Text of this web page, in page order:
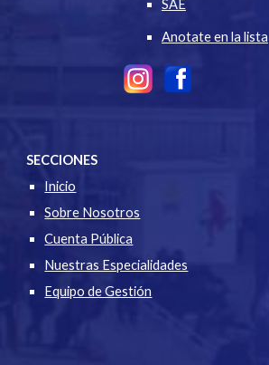
SAE
Anotate en la lista
SECCIONES
Inicio
Sobre Nosotros
Cuenta Pública
Nuestras Especialidades
Equipo de Gestión